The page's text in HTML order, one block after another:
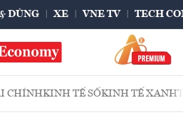
DÙNG XE VNE TV TECH
CHÍNHKINH TẾ SỐKINH TẾ XANH